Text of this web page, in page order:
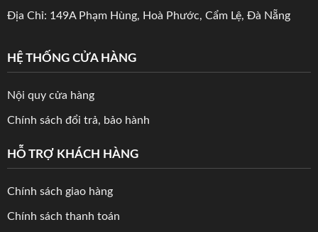
Địa Chỉ: 149A Phạm Hùng, Hoà Phước, Cẩm Lệ, Đà Nẵng
HỆ THỐNG CỬA HÀNG
Nội quy cửa hàng
Chính sách đổi trả, bảo hành
HỖ TRỢ KHÁCH HÀNG
Chính sách giao hàng
Chính sách thanh toán